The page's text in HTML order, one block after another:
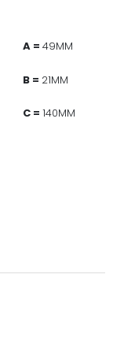
A = 49MM
B = 21MM
C = 140MM